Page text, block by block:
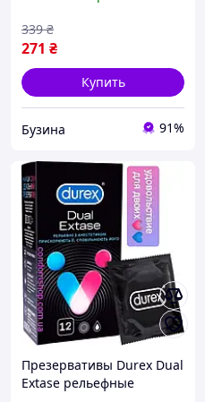
271 ₴
339 ₴
Купить
Бузина 91%
Презервативы Durex Dual
Extase рельефные